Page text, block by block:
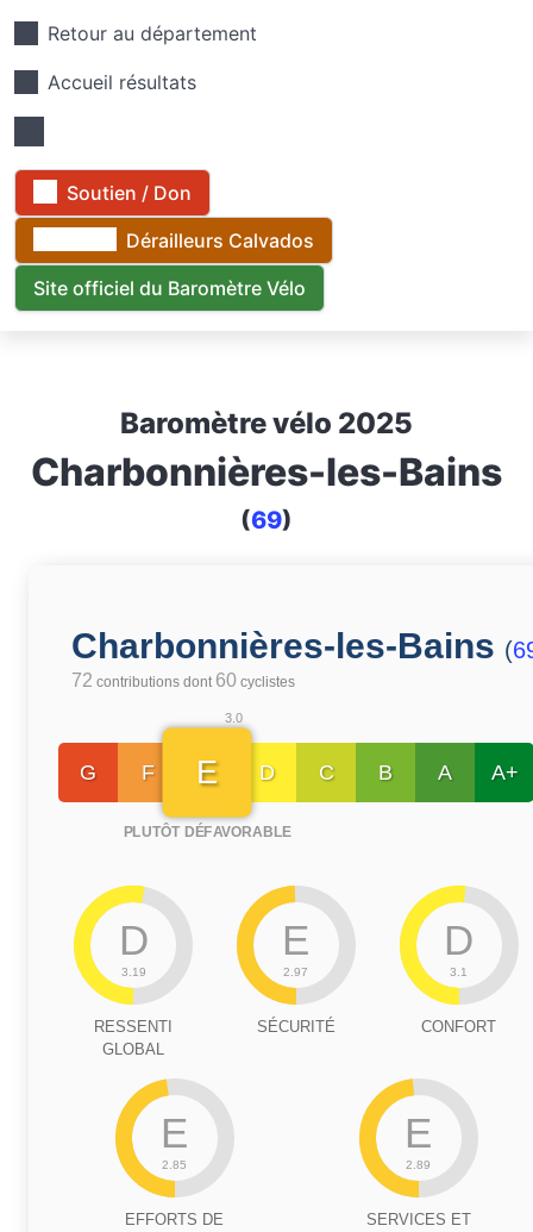
Retour au département
Accueil résultats
Soutien / Don
Dérailleurs Calvados
Site officiel du Baromètre Vélo
Baromètre vélo 2025
Charbonnières-les-Bains
(69)
Charbonnières-les-Bains (
72 contributions dont 60 cyclistes
G F
3.0
E
PLUTÔT DÉFAVORABLE
D C B A A+
D
3.19
RESSENTI
GLOBAL
E
2.97
SÉCURITÉ
D
3.1
CONFORT
E
2.85
EFFORTS DE
E
2.89
SERVICES ET